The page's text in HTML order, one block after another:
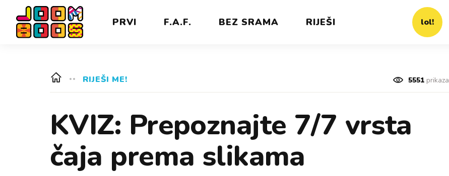
PRVI F.A.F. BEZ SRAMA RIJEŠI lol!
RIJEŠI ME! 5551 prikaza
KVIZ: Prepoznajte 7/7 vrsta
čaja prema slikama